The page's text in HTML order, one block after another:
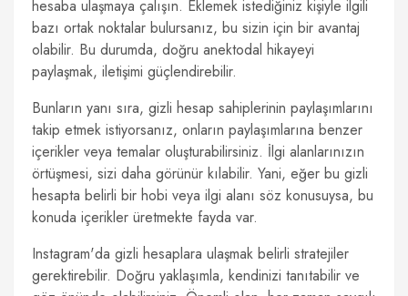
hesaba ulaşmaya çalışın. Eklemek istediğiniz kişiyle ilgili
bazı ortak noktalar bulursanız, bu sizin için bir avantaj
olabilir. Bu durumda, doğru anektodal hikayeyi
paylaşmak, iletişimi güçlendirebilir.
Bunların yanı sıra, gizli hesap sahiplerinin paylaşımlarını
takip etmek istiyorsanız, onların paylaşımlarına benzer
içerikler veya temalar oluşturabilirsiniz. İlgi alanlarınızın
örtüşmesi, sizi daha görünür kılabilir. Yani, eğer bu gizli
hesapta belirli bir hobi veya ilgi alanı söz konusuysa, bu
konuda içerikler üretmekte fayda var.
Instagram'da gizli hesaplara ulaşmak belirli stratejiler
gerektirebilir. Doğru yaklaşımla, kendinizi tanıtabilir ve